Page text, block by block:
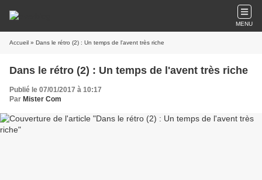
MENU
Accueil » Dans le rétro (2) : Un temps de l'avent très riche
Dans le rétro (2) : Un temps de l'avent très riche
Publié le 07/01/2017 à 10:17
Par Mister Com